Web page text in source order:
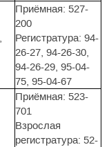
Приёмная: 527-
200
Регистратура: 94-
26-27, 94-26-30,
94-26-29, 95-04-
75, 95-04-67
Приёмная: 523-
701
Взрослая
регистратура: 52-